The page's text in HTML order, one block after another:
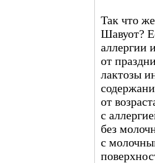
Так что
Шавуот?
аллергии
от
лактозы
от
с
без
с